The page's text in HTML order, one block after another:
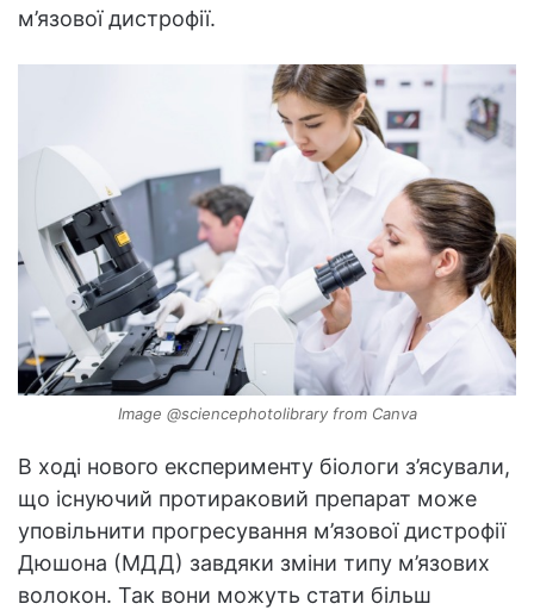
м’язової дистрофії.
Image @sciencephotolibrary from Canva
В ході нового експерименту біологи з’ясували,
що існуючий протираковий препарат може
уповільнити прогресування м’язової дистрофії
Дюшона (МДД) завдяки зміни типу м’язових
волокон. Так вони можуть стати більш